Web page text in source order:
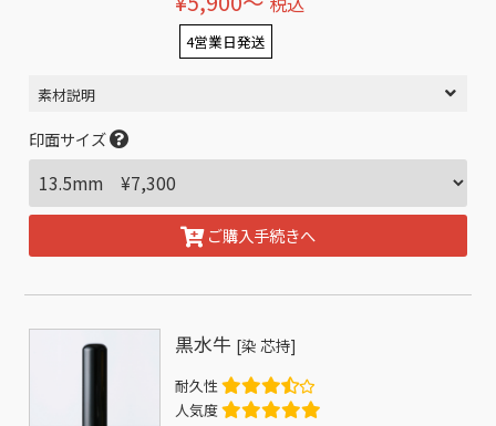
4営業日発送
素材説明
印面サイズ
ご購入手続きへ
黒水牛 [染 芯持]
耐久性
人気度